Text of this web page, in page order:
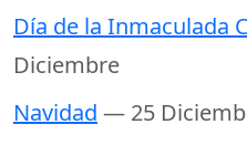
Día de la Inmaculada
Diciembre
Navidad — 25